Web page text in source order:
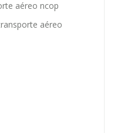
aéreo ncop
aéreo